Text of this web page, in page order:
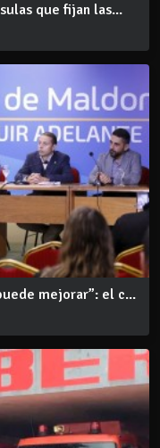
que fijan las...
mejorar”: el c...